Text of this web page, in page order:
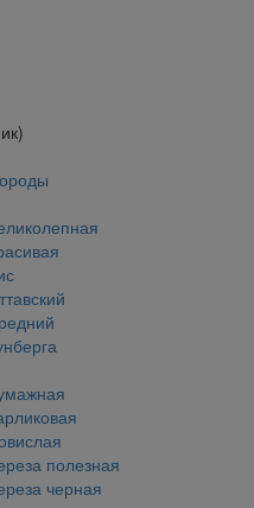
полезная
черная